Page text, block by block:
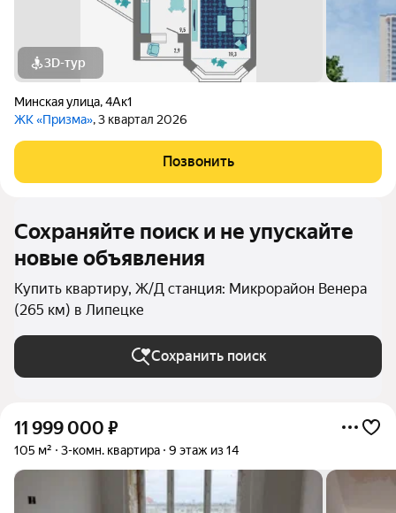
3D-тур
Минская улица,4Ак1
ЖК «Призма», 3 квартал 2026
Позвонить
Сохраняйте поиск и не упускайте
новые объявления
Купить квартиру, Ж/Д станция: Микрорайон Венера
(265 км) в Липецке
Сохранить поиск
11 999 000 ₽
105 м² 3-комн. квартира 9 этаж из 14